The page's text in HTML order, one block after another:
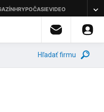
Hľadať firmu